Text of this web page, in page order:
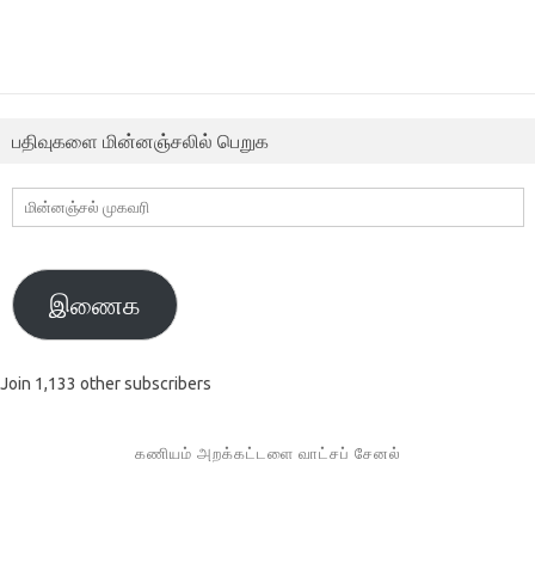
பதிவுகளை மின்னஞ்சலில் பெறுக
மின்னஞ்சல்
முகவரி
இணைக
Join 1,133 other subscribers
கணியம் அறக்கட்டளை வாட்சப் சேனல்